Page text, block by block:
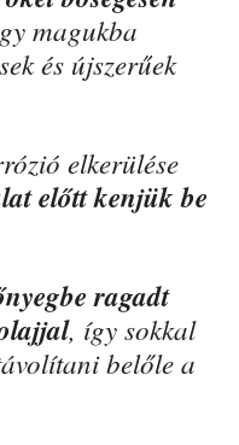
magukba
és újszerűek
elkerülése
előtt kenjük be
ragadt
, így sokkal
belőle a